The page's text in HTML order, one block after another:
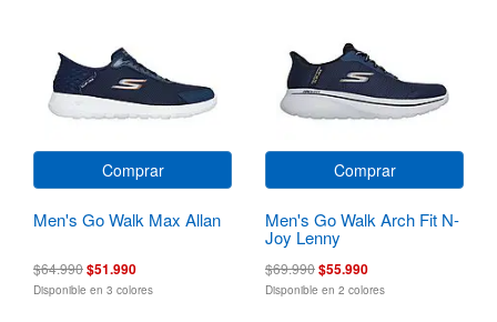
Comprar
Men's Go Walk Max Allan
$64.990$51.990
Disponible en 3 colores
Comprar
Men's Go Walk Arch Fit N-
Joy Lenny
$69.990$55.990
Disponible en 2 colores